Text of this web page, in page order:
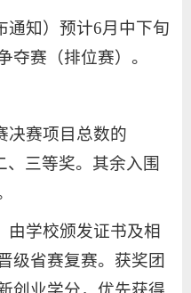
通知）预计6月中下旬
夺赛（排位赛）。
决赛项目总数的
、三等奖。其余入围
由学校颁发证书及相
级省赛复赛。获奖团